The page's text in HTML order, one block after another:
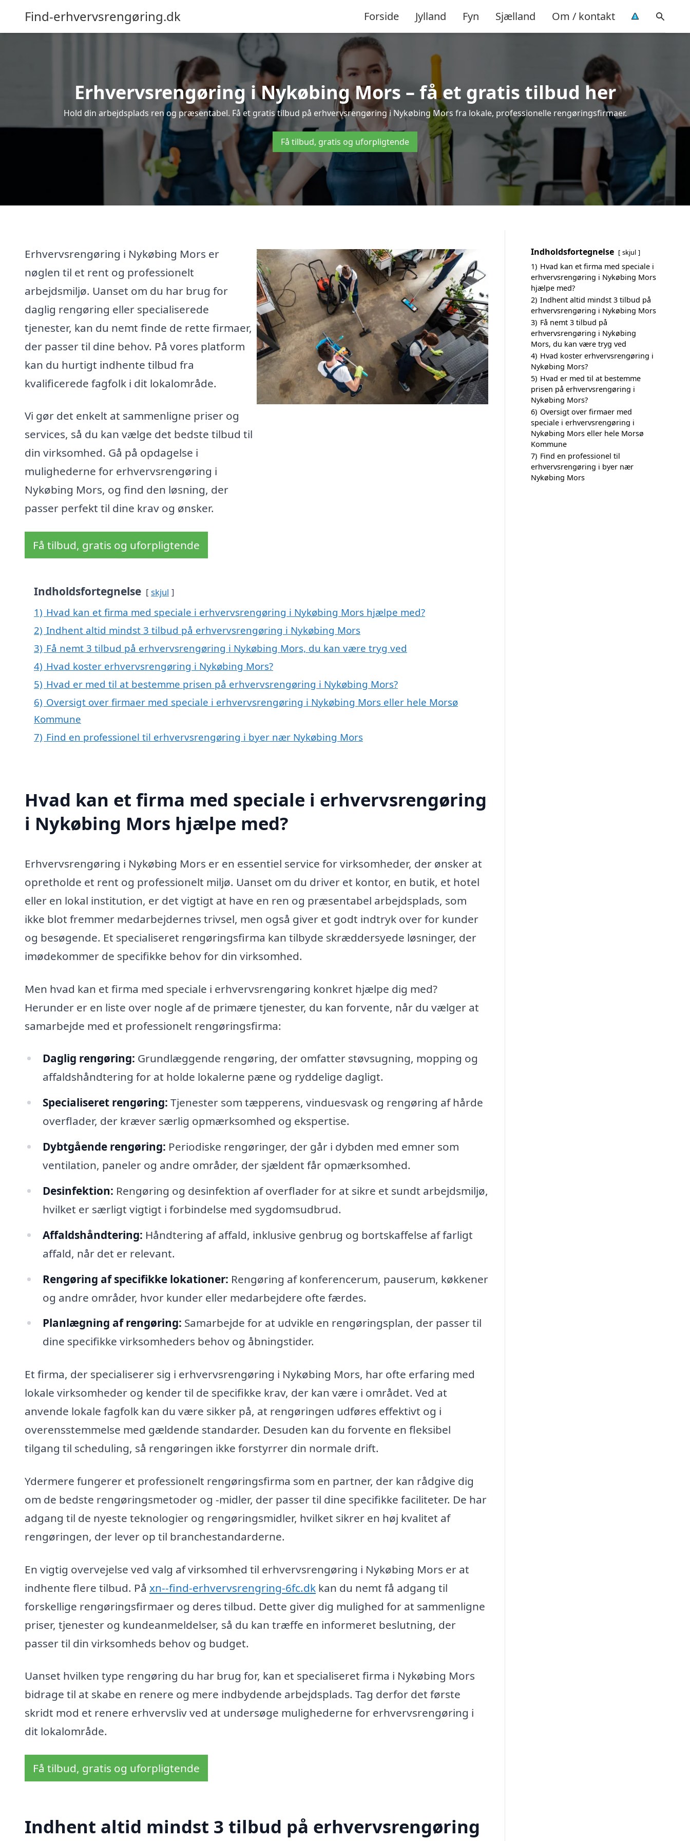
Find-erhvervsrengøring.dk Forside Jylland Fyn Sjælland Om / kontakt
Erhvervsrengøring i Nykøbing Mors – få et gratis tilbud her
Hold din arbejdsplads ren og præsentabel. Få et gratis tilbud på erhvervsrengøring i Nykøbing Mors fra lokale, professionelle rengøringsfirmaer.
Få tilbud, gratis og uforpligtende
Erhvervsrengøring i Nykøbing Mors er
nøglen til et rent og professionelt
arbejdsmiljø. Uanset om du har brug for
daglig rengøring eller specialiserede
tjenester, kan du nemt finde de rette firmaer,
der passer til dine behov. På vores platform
kan du hurtigt indhente tilbud fra
kvalificerede fagfolk i dit lokalområde.
Vi gør det enkelt at sammenligne priser og
services, så du kan vælge det bedste tilbud til
din virksomhed. Gå på opdagelse i
mulighederne for erhvervsrengøring i
Nykøbing Mors, og find den løsning, der
passer perfekt til dine krav og ønsker.
Få tilbud, gratis og uforpligtende
Indholdsfortegnelse skjul
1) Hvad kan et firma med speciale i erhvervsrengøring i Nykøbing Mors hjælpe med?
2) Indhent altid mindst 3 tilbud på erhvervsrengøring i Nykøbing Mors
3) Få nemt 3 tilbud på erhvervsrengøring i Nykøbing Mors, du kan være tryg ved
4) Hvad koster erhvervsrengøring i Nykøbing Mors?
5) Hvad er med til at bestemme prisen på erhvervsrengøring i Nykøbing Mors?
6) Oversigt over firmaer med speciale i erhvervsrengøring i Nykøbing Mors eller hele Morsø
Kommune
7) Find en professionel til erhvervsrengøring i byer nær Nykøbing Mors
Hvad kan et firma med speciale i erhvervsrengøring
i Nykøbing Mors hjælpe med?
Erhvervsrengøring i Nykøbing Mors er en essentiel service for virksomheder, der ønsker at
opretholde et rent og professionelt miljø. Uanset om du driver et kontor, en butik, et hotel
eller en lokal institution, er det vigtigt at have en ren og præsentabel arbejdsplads, som
ikke blot fremmer medarbejdernes trivsel, men også giver et godt indtryk over for kunder
og besøgende. Et specialiseret rengøringsfirma kan tilbyde skræddersyede løsninger, der
imødekommer de specifikke behov for din virksomhed.
Men hvad kan et firma med speciale i erhvervsrengøring konkret hjælpe dig med?
Herunder er en liste over nogle af de primære tjenester, du kan forvente, når du vælger at
samarbejde med et professionelt rengøringsfirma:
Daglig rengøring: Grundlæggende rengøring, der omfatter støvsugning, mopping og
affaldshåndtering for at holde lokalerne pæne og ryddelige dagligt.
Specialiseret rengøring: Tjenester som tæpperens, vinduesvask og rengøring af hårde
overflader, der kræver særlig opmærksomhed og ekspertise.
Dybtgående rengøring: Periodiske rengøringer, der går i dybden med emner som
ventilation, paneler og andre områder, der sjældent får opmærksomhed.
Desinfektion: Rengøring og desinfektion af overflader for at sikre et sundt arbejdsmiljø,
hvilket er særligt vigtigt i forbindelse med sygdomsudbrud.
Affaldshåndtering: Håndtering af affald, inklusive genbrug og bortskaffelse af farligt
affald, når det er relevant.
Rengøring af specifikke lokationer: Rengøring af konferencerum, pauserum, køkkener
og andre områder, hvor kunder eller medarbejdere ofte færdes.
Planlægning af rengøring: Samarbejde for at udvikle en rengøringsplan, der passer til
dine specifikke virksomheders behov og åbningstider.
Et firma, der specialiserer sig i erhvervsrengøring i Nykøbing Mors, har ofte erfaring med
lokale virksomheder og kender til de specifikke krav, der kan være i området. Ved at
anvende lokale fagfolk kan du være sikker på, at rengøringen udføres effektivt og i
overensstemmelse med gældende standarder. Desuden kan du forvente en fleksibel
tilgang til scheduling, så rengøringen ikke forstyrrer din normale drift.
Ydermere fungerer et professionelt rengøringsfirma som en partner, der kan rådgive dig
om de bedste rengøringsmetoder og -midler, der passer til dine specifikke faciliteter. De har
adgang til de nyeste teknologier og rengøringsmidler, hvilket sikrer en høj kvalitet af
rengøringen, der lever op til branchestandarderne.
En vigtig overvejelse ved valg af virksomhed til erhvervsrengøring i Nykøbing Mors er at
indhente flere tilbud. På xn--find-erhvervsrengring-6fc.dk kan du nemt få adgang til
forskellige rengøringsfirmaer og deres tilbud. Dette giver dig mulighed for at sammenligne
priser, tjenester og kundeanmeldelser, så du kan træffe en informeret beslutning, der
passer til din virksomheds behov og budget.
Uanset hvilken type rengøring du har brug for, kan et specialiseret firma i Nykøbing Mors
bidrage til at skabe en renere og mere indbydende arbejdsplads. Tag derfor det første
skridt mod et renere erhvervsliv ved at undersøge mulighederne for erhvervsrengøring i
dit lokalområde.
Få tilbud, gratis og uforpligtende
Indhent altid mindst 3 tilbud på erhvervsrengøring
Indholdsfortegnelse skjul
1) Hvad kan et firma med speciale i
erhvervsrengøring i Nykøbing Mors
hjælpe med?
2) Indhent altid mindst 3 tilbud på
erhvervsrengøring i Nykøbing Mors
3) Få nemt 3 tilbud på
erhvervsrengøring i Nykøbing
Mors, du kan være tryg ved
4) Hvad koster erhvervsrengøring i
Nykøbing Mors?
5) Hvad er med til at bestemme
prisen på erhvervsrengøring i
Nykøbing Mors?
6) Oversigt over firmaer med
speciale i erhvervsrengøring i
Nykøbing Mors eller hele Morsø
Kommune
7) Find en professionel til
erhvervsrengøring i byer nær
Nykøbing Mors